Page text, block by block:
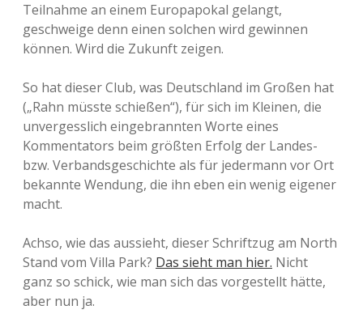
Teilnahme an einem Europapokal gelangt,
geschweige denn einen solchen wird gewinnen
können. Wird die Zukunft zeigen.
So hat dieser Club, was Deutschland im Großen hat
(„Rahn müsste schießen“), für sich im Kleinen, die
unvergesslich eingebrannten Worte eines
Kommentators beim größten Erfolg der Landes-
bzw. Verbandsgeschichte als für jedermann vor Ort
bekannte Wendung, die ihn eben ein wenig eigener
macht.
Achso, wie das aussieht, dieser Schriftzug am North
Stand vom Villa Park? Das sieht man hier. Nicht
ganz so schick, wie man sich das vorgestellt hätte,
aber nun ja.